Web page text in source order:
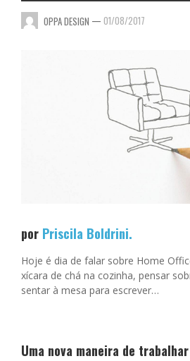
OPPA DESIGN — 01/08/2017
por Priscila Boldrini.
Hoje é dia de falar sobre Home
xícara de chá na cozinha, pensar
sentar à mesa para escrever…
Uma nova maneira de trabalhar